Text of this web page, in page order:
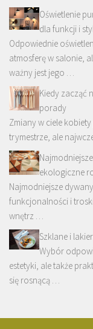
Oświetlenie
dla funkcji i
Odpowiednie
atmosferę w salonie,
ważny jest jego …
Kiedy zacząć
porady
Zmiany w ciele
trymestrze, ale
ekologiczne
Najmodniejsze
funkcjonalności i
wnętrz …
Szklane i
Wybór
estetyki, ale także
się rosnącą …